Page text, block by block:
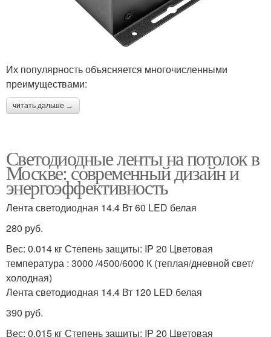
Их популярность объясняется многочисленными
преимуществами:
читать дальше →
Светодиодные ленты на потолок в
Москве: современный дизайн и
энергоэффективность
Лента светодиодная 14.4 Вт 60 LED белая
280 руб.
Вес: 0.014 кг Степень защиты: IP 20 Цветовая
температура : 3000 /4500/6000 К (теплая/дневной свет/
холодная)
Лента светодиодная 14.4 Вт 120 LED белая
390 руб.
Вес: 0.015 кг Степень защиты: IP 20 Цветовая